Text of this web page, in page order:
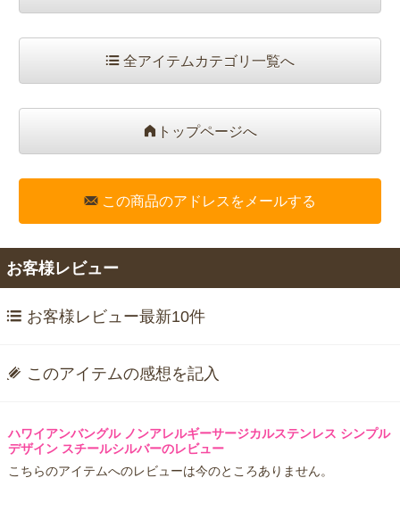
全アイテムカテゴリ一覧へ
トップページへ
この商品のアドレスをメールする
お客様レビュー
お客様レビュー最新10件
このアイテムの感想を記入
ハワイアンバングル ノンアレルギーサージカルステンレス シンプル
デザイン スチールシルバーのレビュー
こちらのアイテムへのレビューは今のところありません。